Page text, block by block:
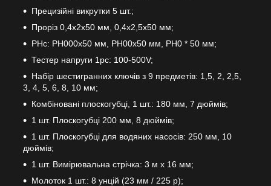
Прецизійні викрутки 5 шт.;
Проріз 0,4x2x50 мм, 0,4x2,5x50 мм;
РНс: PH000x50 мм, PH00x50 мм, PH0 * 50 мм;
Тестер напруги 1pc: 100-500V;
Набір шестигранних ключів з 9 предметів: 1,5, 2, 2,5,
3, 4, 5, 6, 8, 10 мм;
Комбіновані плоскогубці, 1 шт.: 180 мм, 7 дюймів;
1 шт. Плоскогубці 200 мм, 8 дюймів;
1 шт. Плоскогубці для водяних насосів: 250 мм, 10
дюймів;
1 шт. Вимірювальна стрічка: 3 м x 16 мм;
Молоток 1 шт.: 8 унцій (23 мм / 225 р);